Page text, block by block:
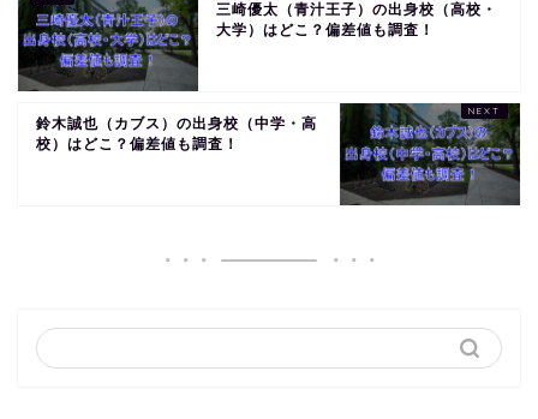
三崎優太（青汁王子）の出身校（高校・
大学）はどこ？偏差値も調査！
鈴木誠也（カブス）の出身校（中学・高
校）はどこ？偏差値も調査！